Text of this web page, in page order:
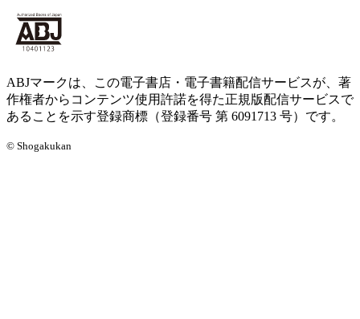
ABJマークは、この電子書店・電子書籍配信サービスが、著
作権者からコンテンツ使用許諾を得た正規版配信サービスで
あることを示す登録商標（登録番号 第 6091713 号）です。
© Shogakukan